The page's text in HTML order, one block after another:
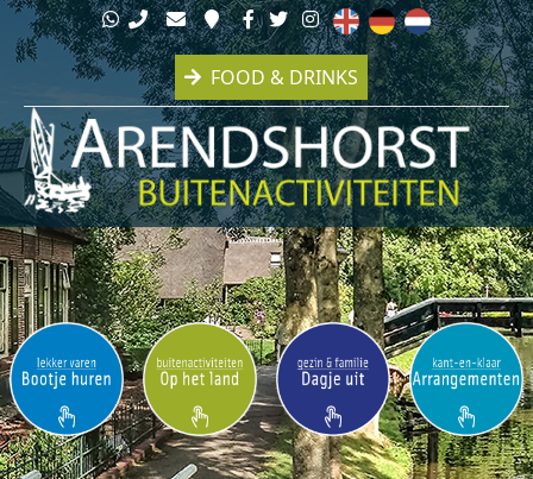
FOOD & DRINKS